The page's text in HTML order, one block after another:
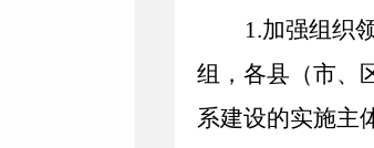
1.加强组织
组 ，各县（市
系建设的实施主